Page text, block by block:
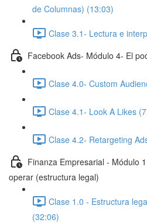
de Columnas) (13:03)
Clase 3.1- Lectura e
Facebook Ads- Módulo 4- El
Clase 4.0- Custom
Clase 4.1- Look A Likes
Clase 4.2- Retargeting
Finanza Empresarial - Módulo
operar (estructura legal)
Clase 1.0 - Estructura
(32:06)